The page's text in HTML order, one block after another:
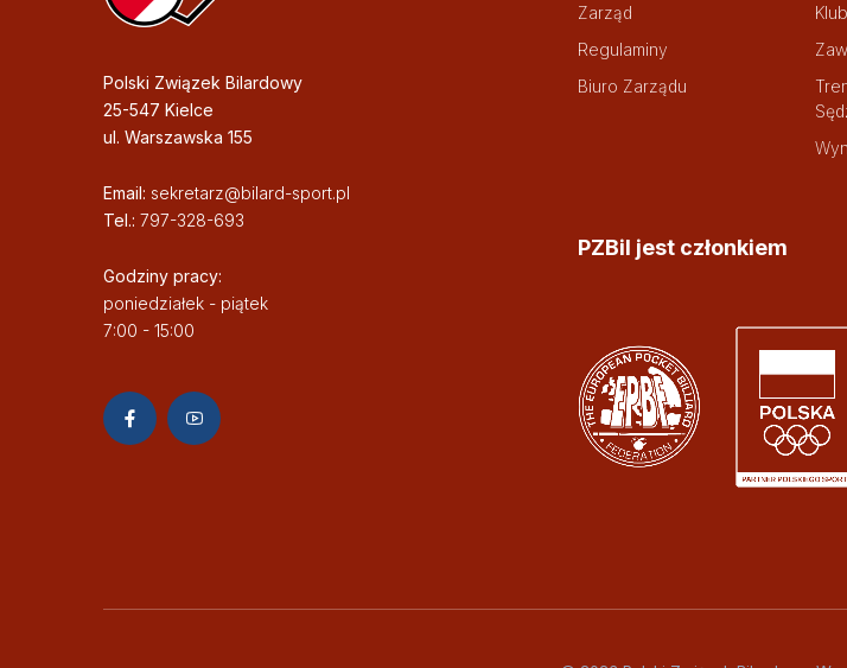
Polski Związek Bilardowy
25-547 Kielce
ul. Warszawska 155
Email: sekretarz@bilard-sport.pl
Tel.: 797-328-693
Godziny pracy:
poniedziałek - piątek
7:00 - 15:00
Zarząd
Regulaminy
Biuro Zarządu
PZBil jest członkiem